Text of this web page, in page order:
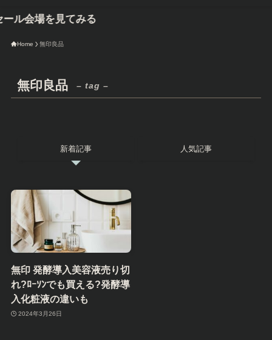
ル会場を見てみる
Home 無印良品
無印良品 – tag –
新着記事 人気記事
無印 発酵導入美容液売り切
れ?ﾛｰｿﾝでも買える?発酵導
入化粧液の違いも
2024年3月26日